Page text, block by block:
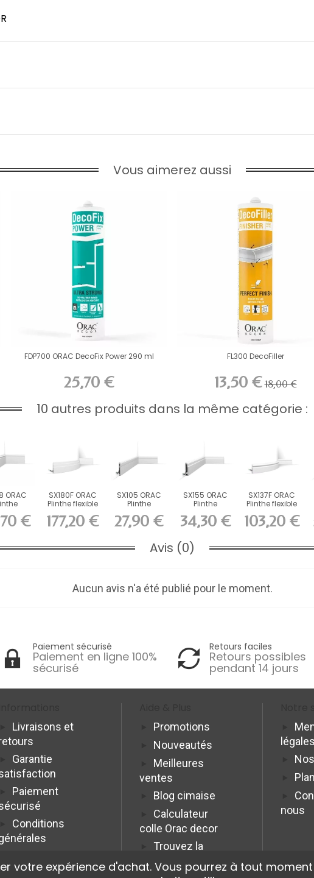
Vous aimerez aussi
FDP700 ORAC DecoFix Power 290 ml
25,70 €
FL300 DecoFiller
13,50 € 18,00 €
10 autres produits dans la même catégorie :
ORAC
x...
€
SX180F ORAC
Plinthe flexible
177,20 €
SX105 ORAC
Plinthe
L200 x H11...
27,90 €
SX155 ORAC
Plinthe
L200 x...
34,30 €
SX137F ORAC
Plinthe flexible
103,20 €
Avis (0)
Aucun avis n'a été publié pour le moment.
Paiement sécurisé
Paiement en ligne 100%
sécurisé
Retours faciles
Retours possibles
pendant 14 jours
Livraisons et
Garantie
Paiement
Conditions
Promotions
Nouveautés
Meilleures
ventes
Blog cimaise
Calculateur
colle Orac decor
Trouvez la
cimaise idéale
légales
nous
votre expérience d'achat. Vous pourrez à tout